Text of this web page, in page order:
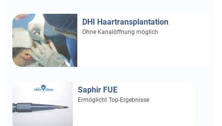
DHI Haartransplantation
Ohne Kanalöffnung möglich
Saphir FUE
Ermöglicht Top-Ergebnisse